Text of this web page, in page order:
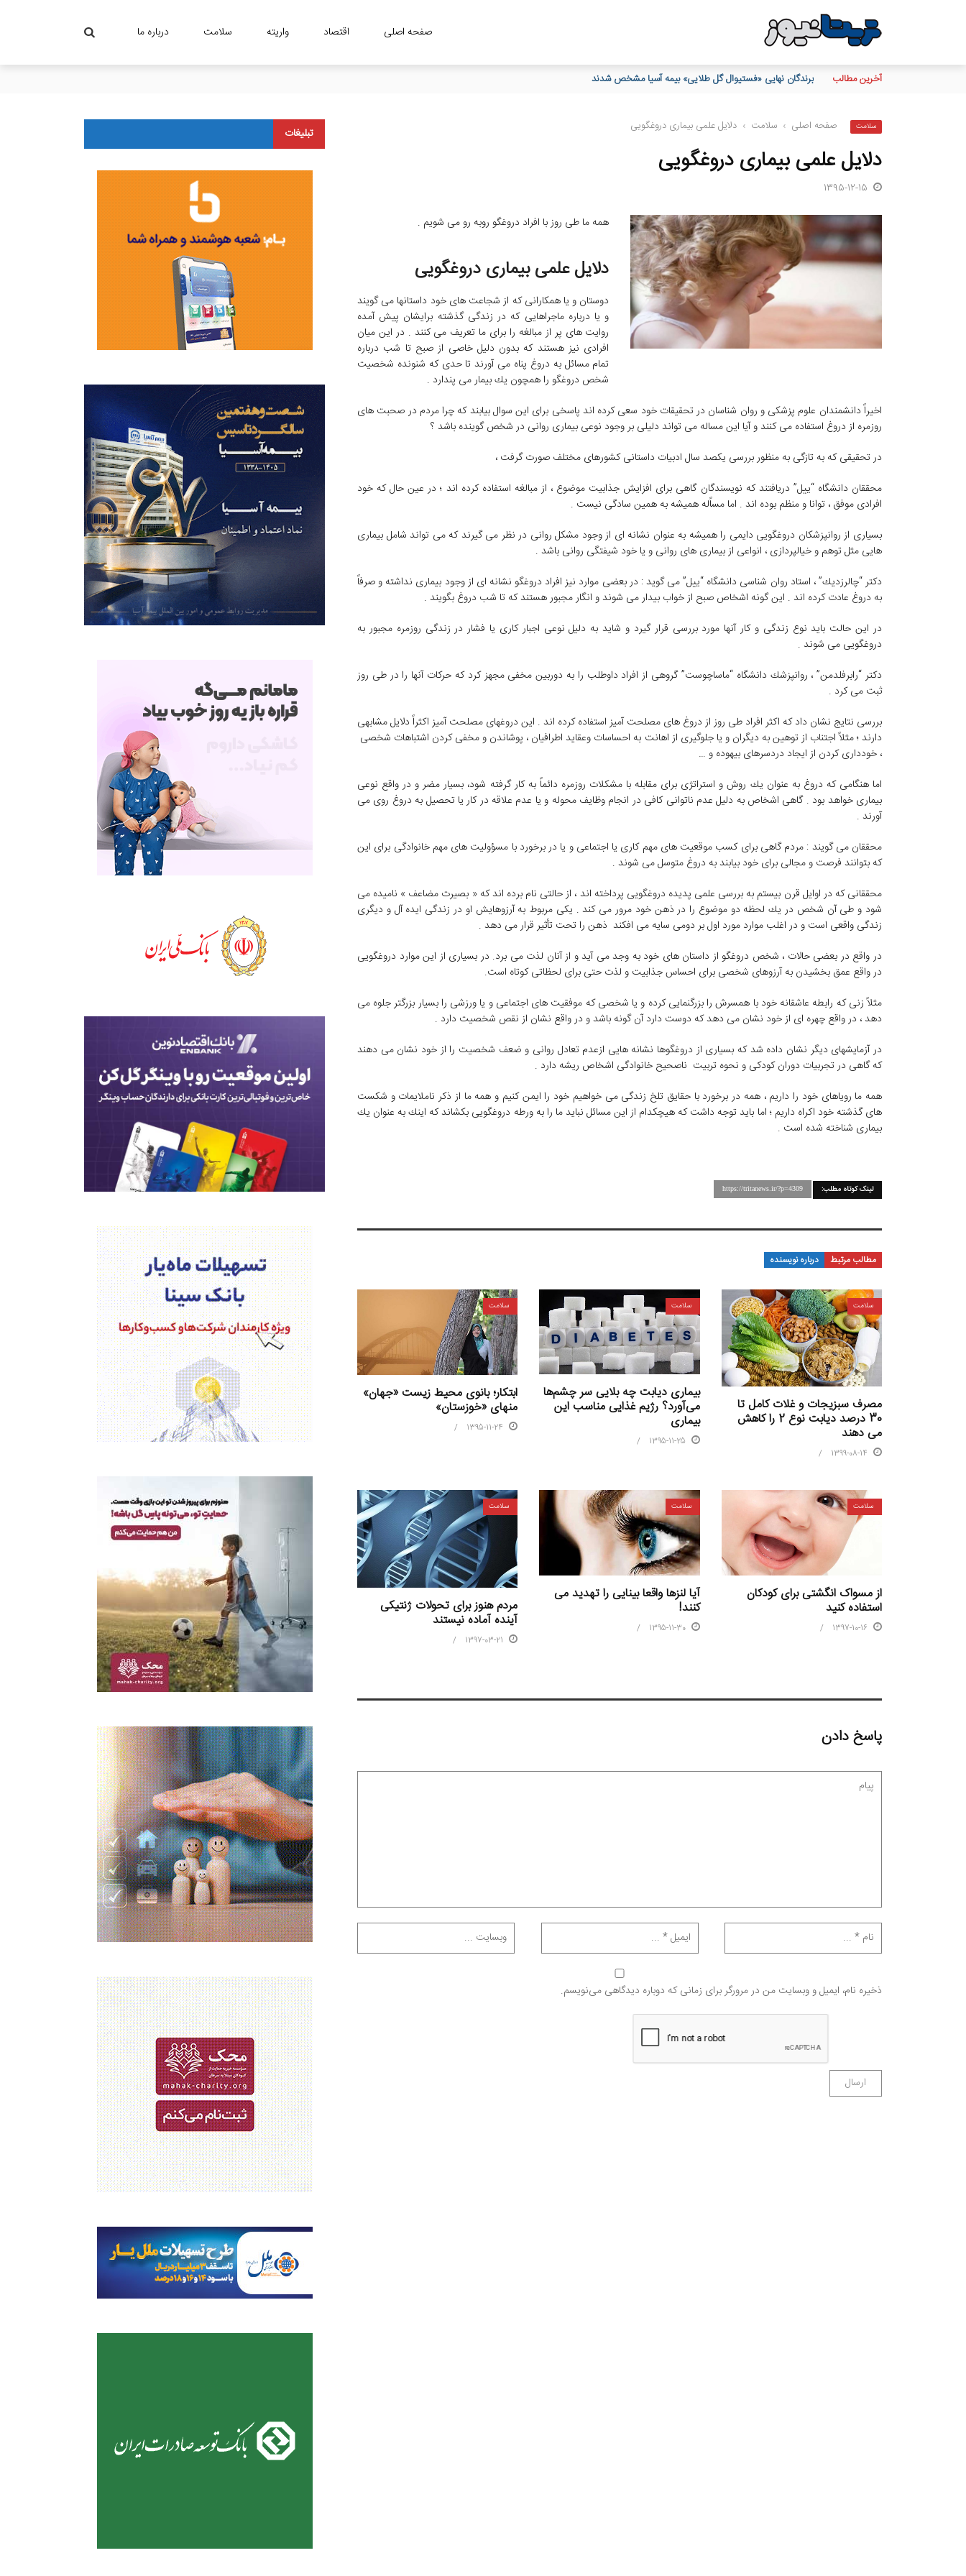
صفحه اصلی اقتصاد واریته سلامت درباره ما
آخرین مطالب برندگان نهایی «فستیوال گل طلایی» بیمه آسیا مشخص شدند
سلامت صفحه اصلی › سلامت › دلایل علمی بیماری دروغگویی
دلایل علمی بیماری دروغگویی
1395-12-15
همه ما طی روز با افراد دروغگو روبه رو می شویم .
دلایل علمی بیماری دروغگویی
دوستان و یا همكارانی كه از شجاعت های خود داستانها می گویند
و یا درباره ماجراهایی كه در زندگی گذشته برایشان پیش آمده
روایت های پر از مبالغه را برای ما تعریف می كنند . در این میان
افرادی نیز هستند كه بدون دلیل خاصی از صبح تا شب درباره
تمام مسائل به دروغ پناه می آورند تا حدی كه شنونده شخصیت
شخص دروغگو را همچون یك بیمار می پندارد .
اخیراً دانشمندان علوم پزشكی و روان شناسان در تحقیقات خود سعی كرده اند پاسخی برای این سوال بیابند كه چرا مردم در صحبت های
روزمره از دروغ استفاده می كنند و آیا این مساله می تواند دلیلی بر وجود نوعی بیماری روانی در شخص گوینده باشد ؟
در تحقیقی كه به تازگی به منظور بررسی یكصد سال ادبیات داستانی كشورهای مختلف صورت گرفت ،
محققان دانشگاه “ییل” دریافتند كه نویسندگان گاهی برای افزایش جذابیت موضوع ، از مبالغه استفاده كرده اند ؛ در عین حال كه خود
افرادی موفق ، توانا و منظم بوده اند . اما مساًله همیشه به همین سادگی نیست .
بسیاری از روانپزشكان دروغگویی دایمی را همیشه به عنوان نشانه ای از وجود مشكل روانی در نظر می گیرند كه می تواند شامل بیماری
هایی مثل توهم و خیالپردازی ، انواعی از بیماری های روانی و یا خود شیفتگی روانی باشد .
دكتر “چالرزدیك” ، استاد روان شناسی دانشگاه “ییل” می گوید : در بعضی موارد نیز افراد دروغگو نشانه ای از وجود بیماری نداشته و صرفاً
به دروغ عادت كرده اند . این گونه اشخاص صبح از خواب بیدار می شوند و انگار مجبور هستند كه تا شب دروغ بگویند .
در این حالت باید نوع زندگی و كار آنها مورد بررسی قرار گیرد و شاید به دلیل نوعی اجبار كاری یا فشار در زندگی روزمره مجبور به
دروغگویی می شوند .
دكتر “رابرفلدمن” ، روانپزشك دانشگاه “ماساچوست” گروهی از افراد داوطلب را به دوربین مخفی مجهز كرد كه حركات آنها را در طی روز
ثبت می كرد .
بررسی نتایج نشان داد كه اكثر افراد طی روز از دروغ های مصلحت آمیز استفاده كرده اند . این دروغهای مصلحت آمیز اكثراً دلایل مشابهی
دارند ؛ مثلاً اجتناب از توهین به دیگران و یا جلوگیری از اهانت به احساسات وعقاید اطرافیان ، پوشاندن و مخفی كردن اشتباهات شخصی
، خودداری كردن از ایجاد دردسرهای بیهوده و …
اما هنگامی كه دروغ به عنوان یك روش و استراتژی برای مقابله با مشكلات روزمره دائماً به كار گرفته شود، بسیار مضر و در واقع نوعی
بیماری خواهد بود . گاهی اشخاص به دلیل عدم ناتوانی كافی در انجام وظایف محوله و یا عدم علاقه در كار یا تحصیل به دروغ روی می
آورند .
محققان می گویند : مردم گاهی برای كسب موقعیت های مهم كاری یا اجتماعی و یا در برخورد با مسؤولیت های مهم خانوادگی برای این
كه بتوانند فرصت و مجالی برای خود بیابند به دروغ متوسل می شوند .
محققانی كه در اوایل قرن بیستم به بررسی علمی پدیده دروغگویی پرداخته اند ، از حالتی نام برده اند كه « بصیرت مضاعف » نامیده می
شود و طی آن شخص در یك لحظه دو موضوع را در ذهن خود مرور می كند . یكی مربوط به آرزوهایش او در زندگی ایده آل و دیگری
زندگی واقعی است و در اغلب موارد مورد اول بر دومی سایه می افكند ذهن را تحت تأثیر قرار می دهد .
در واقع در بعضی حالات ، شخص دروغگو از داستان های خود به وجد می آید و از آنان لذت می برد. در بسیاری از این موارد دروغگویی
در واقع عمق بخشیدن به آرزوهای شخصی برای احساس جذابیت و لذت حتی برای لحظاتی كوتاه است.
مثلاً زنی كه رابطه عاشقانه خود با همسرش را بزرگنمایی كرده و یا شخصی كه موفقیت های اجتماعی و یا ورزشی را بسیار بزرگتر جلوه می
دهد ، در واقع چهره ای از خود نشان می دهد كه دوست دارد آن گونه باشد و در واقع نشان از نقص شخصیت دارد .
در آزمایشهای دیگر نشان داده شد كه بسیاری از دروغگوها نشانه هایی ازعدم تعادل روانی و ضعف شخصیت را از خود نشان می دهند
كه گاهی در تجربیات دوران كودكی و نحوه تربیت ناصحیح خانوادگی اشخاص ریشه دارد .
همه ما رویاهای خود را داریم ، همه در برخورد با حقایق تلخ زندگی می خواهیم خود را ایمن كنیم و همه ما از ذكر ناملایمات و شكست
های گذشته خود اكراه داریم ؛ اما باید توجه داشت كه هیچكدام از این مسائل نباید ما را به ورطه دروغگویی بكشاند كه اینك به عنوان یك
بیماری شناخته شده است .
لینک کوتاه مطلب: https://tritanews.ir/?p=4309
مطالب مرتبط درباره نویسنده
سلامت
مصرف سبزیجات و غلات کامل تا
30 درصد دیابت نوع 2 را کاهش
می دهند
1399-08-14
سلامت
بیماری دیابت چه بلایی سر چشم‌ها
می‌آورد؟ رژیم غذایی مناسب این
بیماری
1395-11-25
سلامت
ابتکار؛ بانوی محیط زیست «جهان»
منهای «خوزستان»
1395-11-24
سلامت
از مسواک انگشتی برای کودکان
استفاده کنید
1397-10-16
سلامت
آیا لنزها واقعا بینایی را تهدید می
کنند!
1395-11-30
سلامت
مردم هنوز برای تحولات ژنتیکی
آینده آماده نیستند
1397-03-21
پاسخ دادن
ذخیره نام، ایمیل و وبسایت من در مرورگر برای زمانی که دوباره دیدگاهی می‌نویسم.
تبلیغات